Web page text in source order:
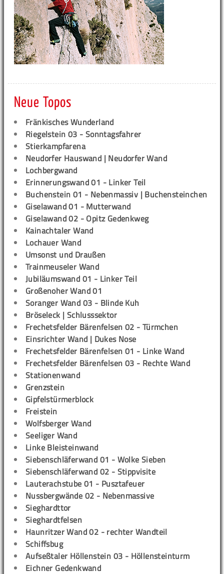
Neue Topos
Fränkisches Wunderland
Riegelstein 03 - Sonntagsfahrer
Stierkampfarena
Neudorfer Hauswand | Neudorfer Wand
Lochbergwand
Erinnerungswand 01 - Linker Teil
Buchenstein 01 - Nebenmassiv | Buchensteinchen
Giselawand 01 - Mutterwand
Giselawand 02 - Opitz Gedenkweg
Kainachtaler Wand
Lochauer Wand
Umsonst und Draußen
Trainmeuseler Wand
Jubiläumswand 01 - Linker Teil
Großenoher Wand 01
Soranger Wand 03 - Blinde Kuh
Bröseleck | Schlusssektor
Frechetsfelder Bärenfelsen 02 - Türmchen
Einsrichter Wand | Dukes Nose
Frechetsfelder Bärenfelsen 01 - Linke Wand
Frechetsfelder Bärenfelsen 03 - Rechte Wand
Stationenwand
Grenzstein
Gipfelstürmerblock
Freistein
Wolfsberger Wand
Seeliger Wand
Linke Bleisteinwand
Siebenschläferwand 01 - Wolke Sieben
Siebenschläferwand 02 - Stippvisite
Lauterachstube 01 - Pusztafeuer
Nussbergwände 02 - Nebenmassive
Sieghardttor
Sieghardtfelsen
Haunritzer Wand 02 - rechter Wandteil
Schiffsbug
Aufseßtaler Höllenstein 03 - Höllensteinturm
Eichner Gedenkwand